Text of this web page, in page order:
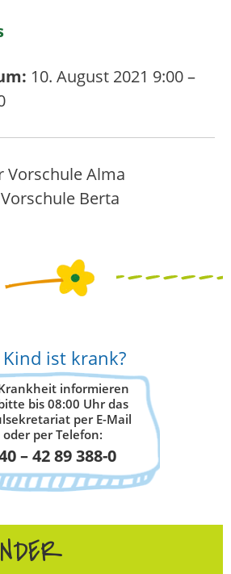
10. August 2021 9:00–
Vorschule Alma
Berta
ist krank?
informieren
bis 08:00 Uhr das
per E-Mail
oder per Telefon:
– 42 89 388-0